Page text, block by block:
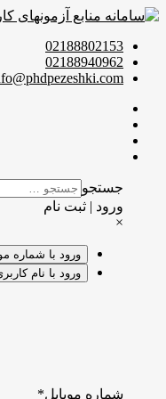
02188802153
02188940962
جستجو
ورود | ثبت نام
×
ورود با شماره
ورود با نام
شماره موبایل*